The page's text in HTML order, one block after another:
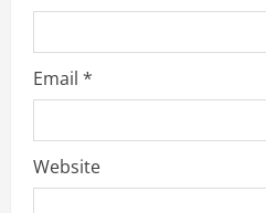
Email *
Website